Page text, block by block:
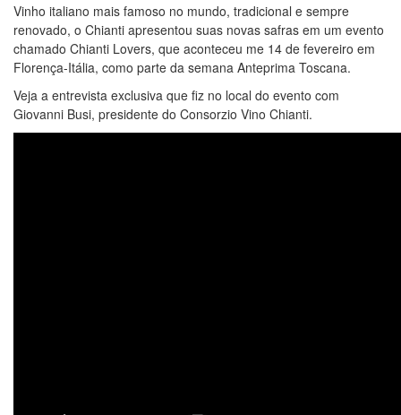
Vinho italiano mais famoso no mundo, tradicional e sempre
renovado, o Chianti apresentou suas novas safras em um evento
chamado Chianti Lovers, que aconteceu me 14 de fevereiro em
Florença-Itália, como parte da semana Anteprima Toscana.
Veja a entrevista exclusiva que fiz no local do evento com
Giovanni Busi, presidente do Consorzio Vino Chianti.